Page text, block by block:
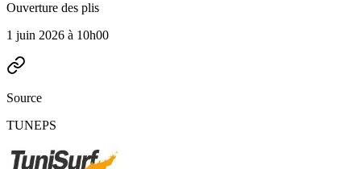
Ouverture des plis
1 juin 2026 à 10h00
Source
TUNEPS